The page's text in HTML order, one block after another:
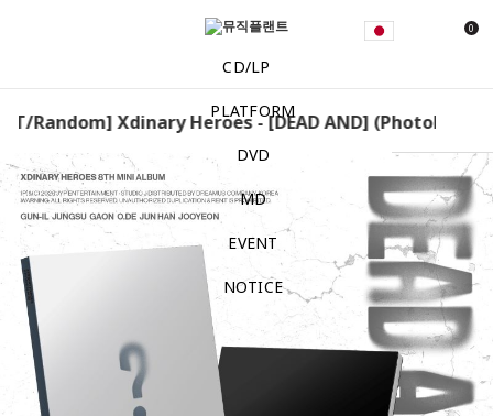
0
CD/LP
PLATFORM
DVD
MD
EVENT
NOTICE
Random] Xdinary Heroes - [DEAD AND] (Photobook